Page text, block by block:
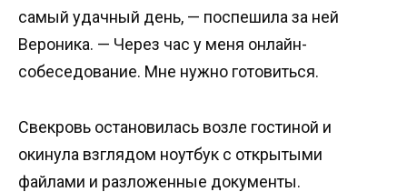
самый удачный день, — поспешила за ней
Вероника. — Через час у меня онлайн-
собеседование. Мне нужно готовиться.
Свекровь остановилась возле гостиной и
окинула взглядом ноутбук с открытыми
файлами и разложенные документы.